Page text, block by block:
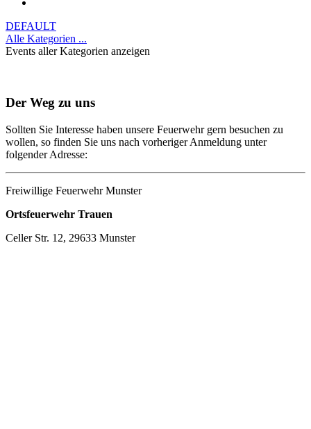
DEFAULT
Alle Kategorien ...
Events aller Kategorien anzeigen
Der Weg zu uns
Sollten Sie Interesse haben unsere Feuerwehr gern besuchen zu
wollen, so finden Sie uns nach vorheriger Anmeldung unter
folgender Adresse:
Freiwillige Feuerwehr Munster
Ortsfeuerwehr Trauen
Celler Str. 12, 29633 Munster